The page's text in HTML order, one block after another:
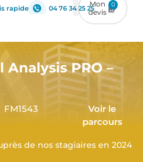
rapide 04 76 34 25 25 0
PRO –
FM1543
Voir le
parcours
de nos stagiaires en 2024